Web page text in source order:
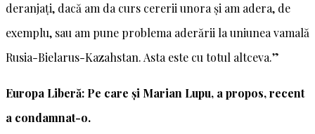
deranjați, dacă am da curs cererii unora și am adera, de
exemplu, sau am pune problema aderării la uniunea vamală
Rusia-Bielarus-Kazahstan. Asta este cu totul altceva.”
Europa Liberă: Pe care și Marian Lupu, a propos, recent
a condamnat-o.